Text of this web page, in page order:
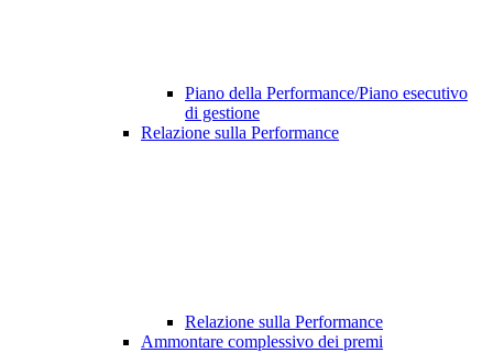
Piano della Performance/Piano esecutivo
di gestione
Relazione sulla Performance
Relazione sulla Performance
Ammontare complessivo dei premi